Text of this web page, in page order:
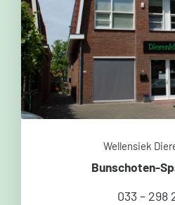
Wellensiek
Bunschoten-
033 – 298